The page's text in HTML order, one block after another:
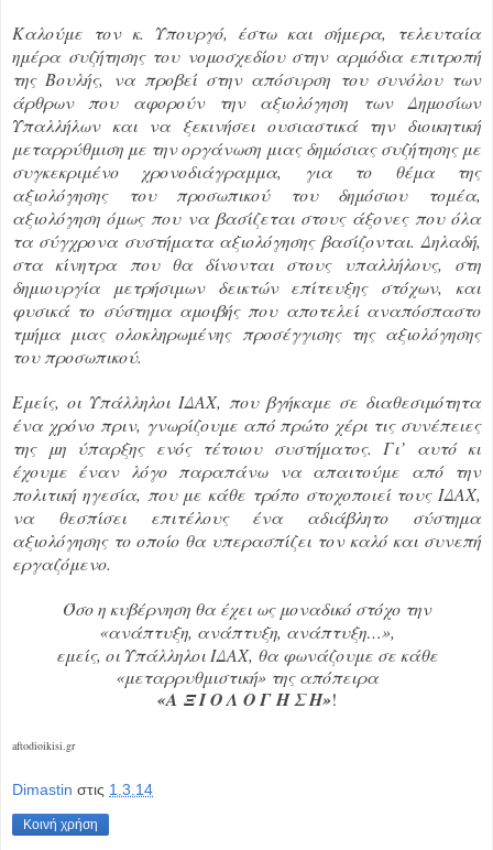
Καλούμε τον κ. Υπουργό, έστω και σήμερα, τελευταία
ημέρα συζήτησης του νομοσχεδίου στην αρμόδια επιτροπή
της Βουλής, να προβεί στην απόσυρση του συνόλου των
άρθρων που αφορούν την αξιολόγηση των Δημοσίων
Υπαλλήλων και να ξεκινήσει ουσιαστικά την διοικητική
μεταρρύθμιση με την οργάνωση μιας δημόσιας συζήτησης με
συγκεκριμένο χρονοδιάγραμμα, για το θέμα της
αξιολόγησης του προσωπικού του δημόσιου τομέα,
αξιολόγηση όμως που να βασίζεται στους άξονες που όλα
τα σύγχρονα συστήματα αξιολόγησης βασίζονται. Δηλαδή,
στα κίνητρα που θα δίνονται στους υπαλλήλους, στη
δημιουργία μετρήσιμων δεικτών επίτευξης στόχων, και
φυσικά το σύστημα αμοιβής που αποτελεί αναπόσπαστο
τμήμα μιας ολοκληρωμένης προσέγγισης της αξιολόγησης
του προσωπικού.
Εμείς, οι Υπάλληλοι ΙΔΑΧ, που βγήκαμε σε διαθεσιμότητα
ένα χρόνο πριν, γνωρίζουμε από πρώτο χέρι τις συνέπειες
της μη ύπαρξης ενός τέτοιου συστήματος. Γι’ αυτό κι
έχουμε έναν λόγο παραπάνω να απαιτούμε από την
πολιτική ηγεσία, που με κάθε τρόπο στοχοποιεί τους ΙΔΑΧ,
να θεσπίσει επιτέλους ένα αδιάβλητο σύστημα
αξιολόγησης το οποίο θα υπερασπίζει τον καλό και συνεπή
εργαζόμενο.
Όσο η κυβέρνηση θα έχει ως μοναδικό στόχο την
«ανάπτυξη, ανάπτυξη, ανάπτυξη…»,
εμείς, οι Υπάλληλοι ΙΔΑΧ, θα φωνάζουμε σε κάθε
«μεταρρυθμιστική» της απόπειρα
«Α Ξ Ι Ο Λ Ο Γ Η Σ Η»!
aftodioikisi.gr
Dimastin στις 1.3.14
Κοινή χρήση